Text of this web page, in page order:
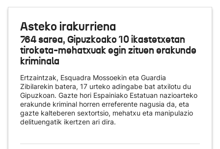
Asteko irakurriena
764 sarea, Gipuzkoako 10 ikastetxetan
tiroketa-mehatxuak egin zituen erakunde
kriminala
Ertzaintzak, Esquadra Mossoekin eta Guardia
Zibilarekin batera, 17 urteko adingabe bat atxilotu du
Gipuzkoan. Gazte hori Espainiako Estatuan nazioarteko
erakunde kriminal horren erreferente nagusia da, eta
gazte kalteberen sextortsio, mehatxu eta manipulazio
delituengatik ikertzen ari dira.